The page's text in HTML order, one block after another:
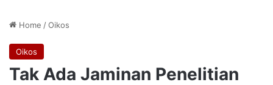
Home /Oikos
Oikos
Tak Ada Jaminan Penelitian